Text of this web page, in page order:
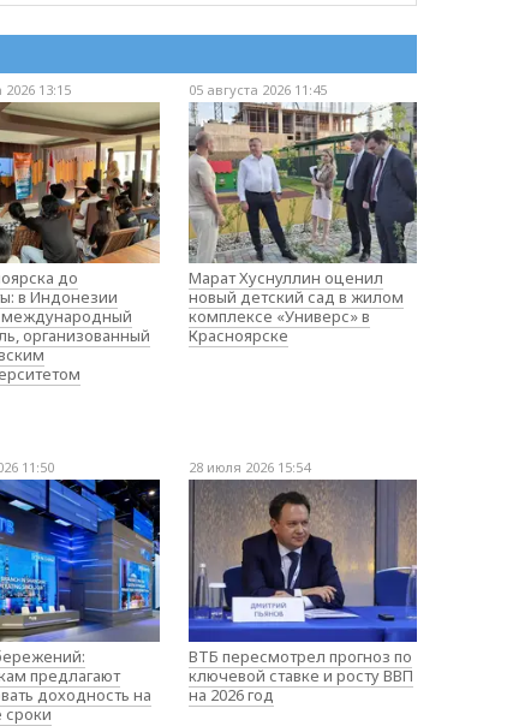
2026 13:15
до
в Индонезии
международный
организованный
05 августа 2026 11:45
Марат Хуснуллин оценил
новый детский сад в жилом
комплексе «Универс» в
Красноярске
11:50
предлагают
доходность на
28 июля 2026 15:54
ВТБ пересмотрел прогноз по
ключевой ставке и росту ВВП
на 2026 год